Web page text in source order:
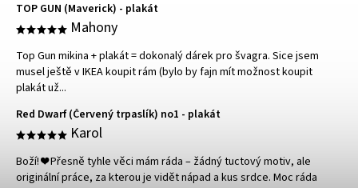
TOP GUN (Maverick) - plakát
Mahony
Top Gun mikina + plakát = dokonalý dárek pro švagra. Sice jsem
musel ještě v IKEA koupit rám (bylo by fajn mít možnost koupit
plakát už...
Red Dwarf (Červený trpaslík) no1 - plakát
Karol
Boží! ❤️ Přesně tyhle věci mám ráda – žádný tuctový motiv, ale
originální práce, za kterou je vidět nápad a kus srdce. Moc ráda